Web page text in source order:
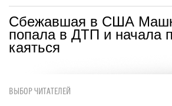
Сбежавшая в США
попала в ДТП и начала
каяться
ВЫБОР ЧИТАТЕЛЕЙ